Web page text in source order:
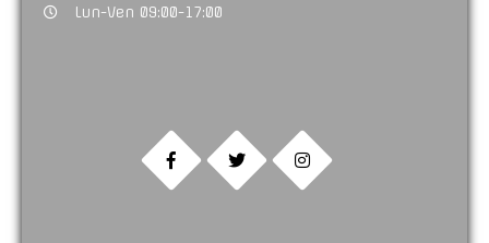
Lun-Ven 09:00-17:00